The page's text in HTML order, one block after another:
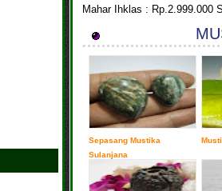
Mahar Ihklas : Rp.2.999.000
Sepasang Mustika
Sulanjana